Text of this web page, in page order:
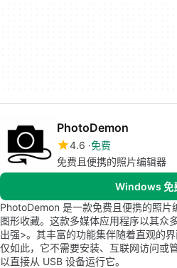
PhotoDemon
4.6 免费
免费且便携的照片编辑器
Windows 免
PhotoDemon 是一款免费且便携的照片
图形收藏。这款多媒体应用程序以其众
出强>。其丰富的功能集伴随着直观的
仅如此，它不需要安装、互联网访问或
以直接从 USB 设备运行它。